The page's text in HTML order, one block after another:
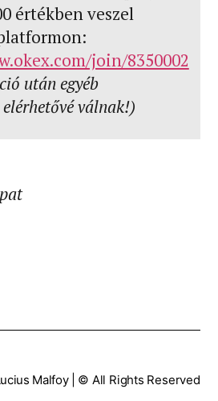
értékben veszel
join/8350002
után egyéb
válnak!)
Malfoy | © All Rights Reserved